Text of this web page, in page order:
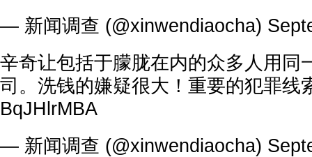
— 新闻调查 (@xinwendiaocha)
辛奇让包括于朦胧在内的众多人用同
司。洗钱的嫌疑很大！重要的犯罪线
BqJHlrMBA
— 新闻调查 (@xinwendiaocha)